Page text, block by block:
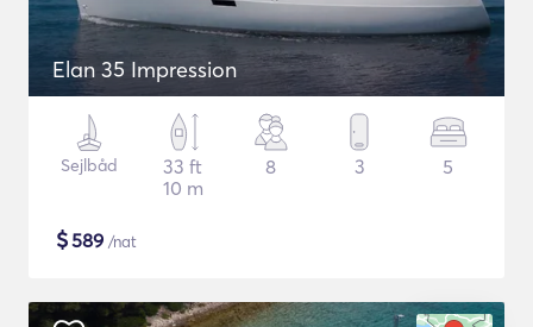
Elan 35 Impression
Sejlbåd
33 ft
10 m
8 3 5
$589 /nat